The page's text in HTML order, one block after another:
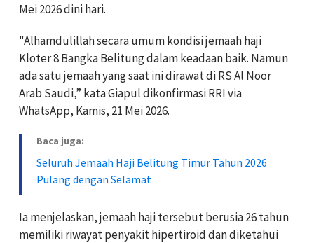
Mei 2026 dini hari.
"Alhamdulillah secara umum kondisi jemaah haji
Kloter 8 Bangka Belitung dalam keadaan baik. Namun
ada satu jemaah yang saat ini dirawat di RS Al Noor
Arab Saudi,” kata Giapul dikonfirmasi RRI via
WhatsApp, Kamis, 21 Mei 2026.
Baca juga:
Seluruh Jemaah Haji Belitung Timur Tahun 2026
Pulang dengan Selamat
Ia menjelaskan, jemaah haji tersebut berusia 26 tahun
memiliki riwayat penyakit hipertiroid dan diketahui